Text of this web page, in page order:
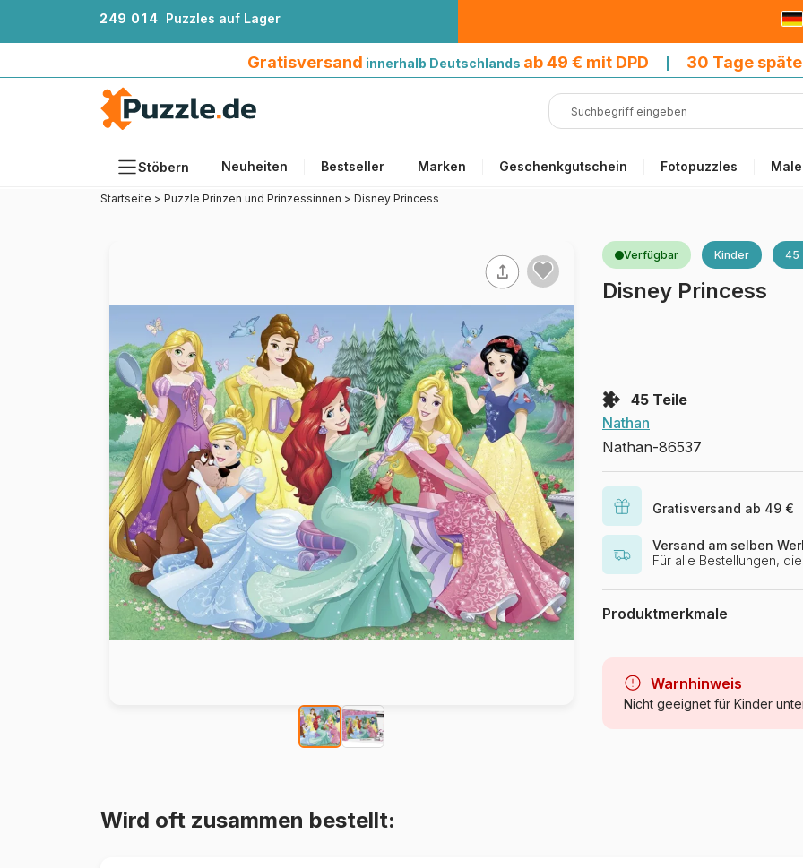
249 01 4 Puzzles auf Lager
Gratisversand innerhalb Deutschlands ab 49 € mit DPD 30 Tage
Stöbern Neuheiten Bestseller Marken Geschenkgutschein Fotopuzzles
Alter
Künstlerinnen und Künstler
Zubehör
Holzpuzzles
Malen nach Zahlen
Startseite > Puzzle Prinzen und Prinzessinnen > Disney Princess
Verfügbar Kinder 45
Disney Princess
45 Teile
Nathan
Nathan-86537
Gratisversand ab 49 €
Versand am selben
Für alle Bestellungen,
Produktmerkmale
Kategorie
Alter
Warnhinweis
Nicht geeignet für Kinder
Wird oft zusammen bestellt: